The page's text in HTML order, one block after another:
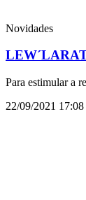
Novidades
Para estimular a
22/09/2021 17:08